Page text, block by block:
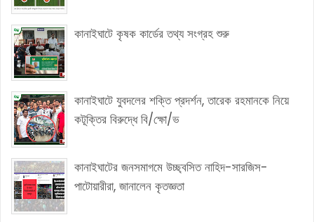
কানাইঘাটে কৃষক কার্ডের তথ্য সংগ্রহ শুরু
কানাইঘাটে যুবদলের শক্তি প্রদর্শন, তারেক রহমানকে নিয়ে
কটূক্তির বিরুদ্ধে বি/ক্ষো/ভ
কানাইঘাটের জনসমাগমে উচ্ছ্বসিত নাহিদ-সারজিস-
পাটোয়ারীরা, জানালেন কৃতজ্ঞতা